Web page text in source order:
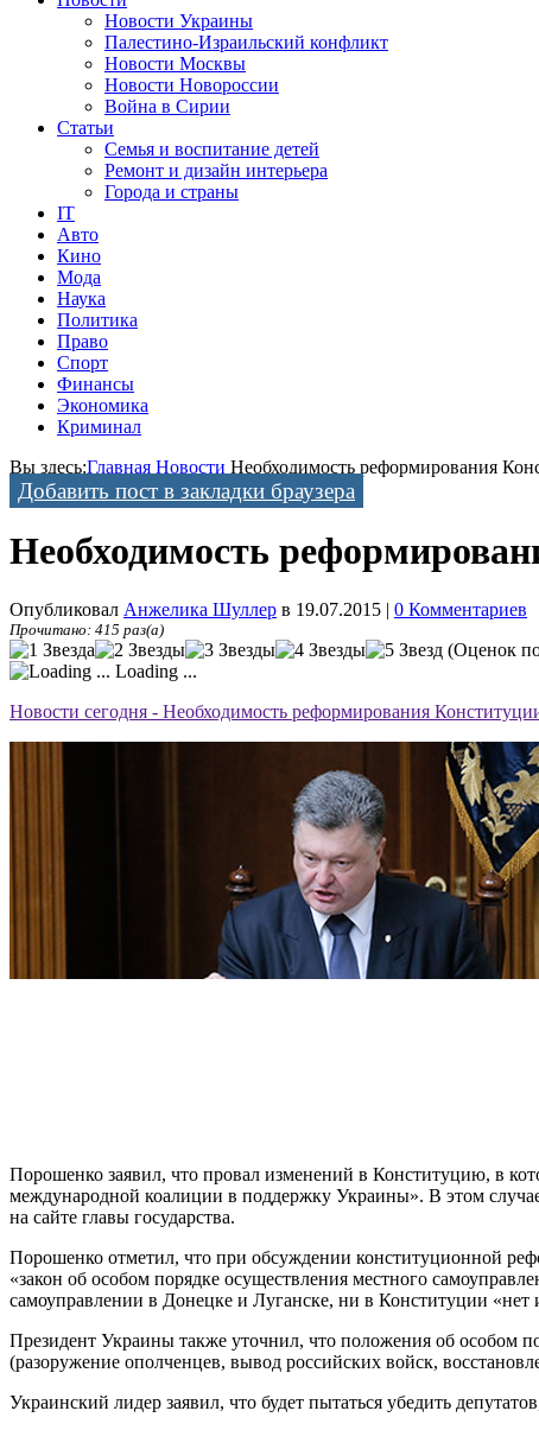
Новости Украины
Палестино-Израильский конфликт
Новости Москвы
Новости Новороссии
Война в Сирии
Статьи
Семья и воспитание детей
Ремонт и дизайн интерьера
Города и страны
IT
Авто
Кино
Мода
Наука
Политика
Право
Спорт
Финансы
Экономика
Криминал
Вы здесь:Главная Новости Необходимость реформирования
Добавить пост в закладки браузера
Необходимость
Опубликовал Анжелика Шуллер в 19.07.2015 | 0 Комментариев
Прочитано: 415 раз(а)
(Оценок
Loading ...
Новости сегодня - Необходимость реформирования
Порошенко заявил, что провал изменений в Конституцию, в
международной коалиции в поддержку Украины». В этом
на сайте главы государства.
Порошенко отметил, что при обсуждении конституционной
«закон об особом порядке осуществления местного
самоуправлении в Донецке и Луганске, ни в Конституции «нет
Президент Украины также уточнил, что положения об особом
(разоружение ополченцев, вывод российских войск,
Украинский лидер заявил, что будет пытаться убедить